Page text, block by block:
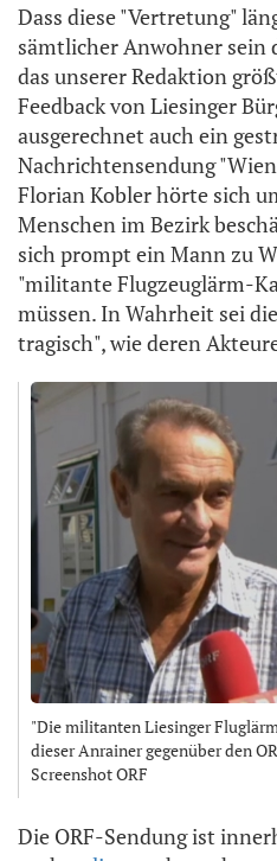
Dass diese "Vertretung"
sämtlicher Anwohner
das unserer Redaktion
Feedback von Liesinger
ausgerechnet auch ein
Nachrichtensendung
Florian Kobler hörte sich
Menschen im Bezirk
sich prompt ein Mann zu
"militante Flugzeuglärm-
müssen. In Wahrheit sei
tragisch", wie deren
"Die militanten Liesinger
dieser Anrainer gegenüber den
Screenshot ORF
Die ORF-Sendung ist